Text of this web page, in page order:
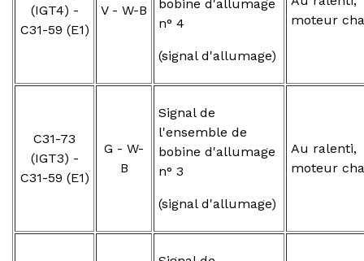
(IGT4) -
C31-59 (E1)
V - W-B
bobine d'allumage
n° 4
(signal d'allumage)
moteur
C31-73
(IGT3) -
C31-59 (E1)
G - W-
B
Signal de
l'ensemble de
bobine d'allumage
n° 3
(signal d'allumage)
Au ralenti,
moteur